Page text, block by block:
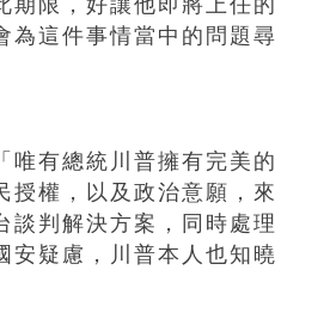
為這件事情當中的問題尋
唯有總統川普擁有完美的
授權，以及政治意願，來
談判解決方案，同時處理
安疑慮，川普本人也知曉